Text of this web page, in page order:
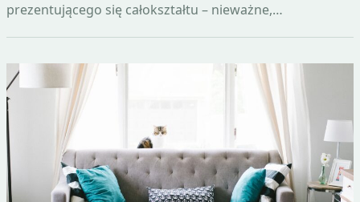
prezentującego się całokształtu – nieważne,…